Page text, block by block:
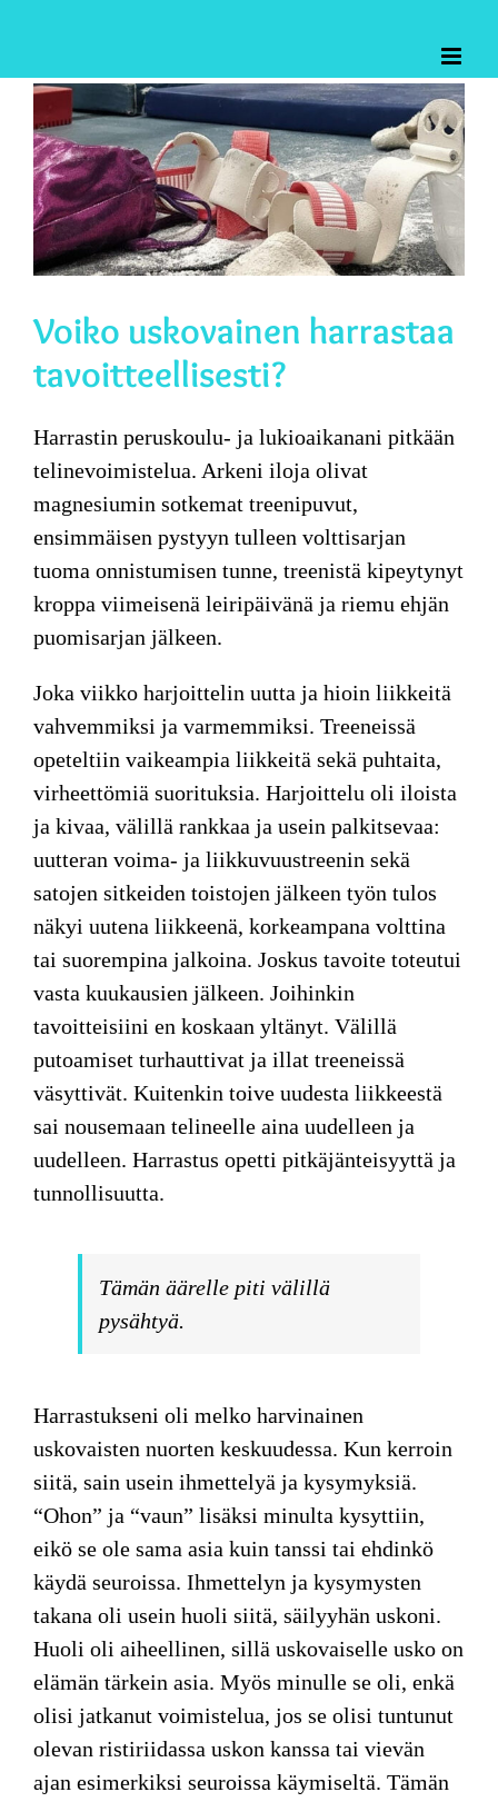
content
Katso
kuvaa
isompana
Voiko uskovainen harrastaa
tavoitteellisesti?
Harrastin peruskoulu- ja lukioaikanani pitkään
telinevoimistelua. Arkeni iloja olivat
magnesiumin sotkemat treenipuvut,
ensimmäisen pystyyn tulleen volttisarjan
tuoma onnistumisen tunne, treenistä kipeytynyt
kroppa viimeisenä leiripäivänä ja riemu ehjän
puomisarjan jälkeen.
Joka viikko harjoittelin uutta ja hioin liikkeitä
vahvemmiksi ja varmemmiksi. Treeneissä
opeteltiin vaikeampia liikkeitä sekä puhtaita,
virheettömiä suorituksia. Harjoittelu oli iloista
ja kivaa, välillä rankkaa ja usein palkitsevaa:
uutteran voima- ja liikkuvuustreenin sekä
satojen sitkeiden toistojen jälkeen työn tulos
näkyi uutena liikkeenä, korkeampana volttina
tai suorempina jalkoina. Joskus tavoite toteutui
vasta kuukausien jälkeen. Joihinkin
tavoitteisiini en koskaan yltänyt. Välillä
putoamiset turhauttivat ja illat treeneissä
väsyttivät. Kuitenkin toive uudesta liikkeestä
sai nousemaan telineelle aina uudelleen ja
uudelleen. Harrastus opetti pitkäjänteisyyttä ja
tunnollisuutta.
Tämän äärelle piti välillä
pysähtyä.
Harrastukseni oli melko harvinainen
uskovaisten nuorten keskuudessa. Kun kerroin
siitä, sain usein ihmettelyä ja kysymyksiä.
“Ohon” ja “vaun” lisäksi minulta kysyttiin,
eikö se ole sama asia kuin tanssi tai ehdinkö
käydä seuroissa. Ihmettelyn ja kysymysten
takana oli usein huoli siitä, säilyyhän uskoni.
Huoli oli aiheellinen, sillä uskovaiselle usko on
elämän tärkein asia. Myös minulle se oli, enkä
olisi jatkanut voimistelua, jos se olisi tuntunut
olevan ristiriidassa uskon kanssa tai vievän
ajan esimerkiksi seuroissa käymiseltä. Tämän